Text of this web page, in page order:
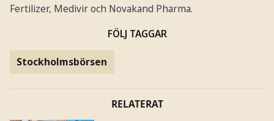
Fertilizer, Medivir och Novakand Pharma.
FÖLJ TAGGAR
Stockholmsbörsen
RELATERAT